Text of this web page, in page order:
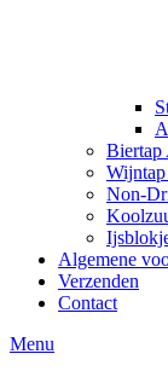
Biertap
Non-
Algemene
Verzenden
Contact
Menu